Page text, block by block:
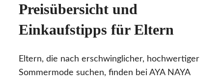
Preisübersicht und
Einkaufstipps für Eltern
Eltern, die nach erschwinglicher, hochwertiger
Sommermode suchen, finden bei AYA NAYA